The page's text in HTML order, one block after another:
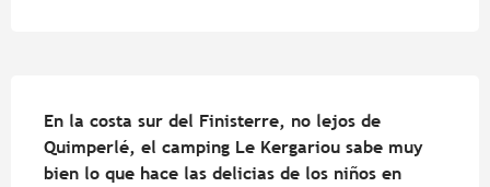
En la costa sur del Finisterre, no lejos de
Quimperlé, el camping Le Kergariou sabe muy
bien lo que hace las delicias de los niños en